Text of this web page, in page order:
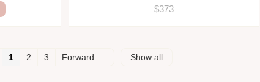
$373
1 2 3 Forward Show all